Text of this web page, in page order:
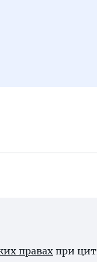
правахпри